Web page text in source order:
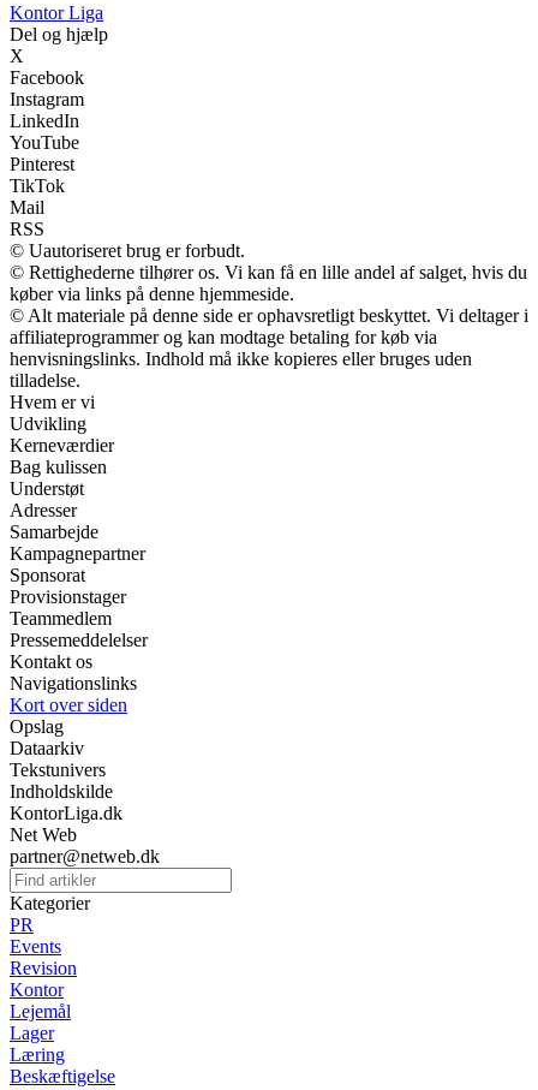
KontorLiga
Del og hjælp
X
Facebook
Instagram
LinkedIn
YouTube
Pinterest
TikTok
Mail
RSS
© Uautoriseret brug er forbudt.
© Rettighederne tilhører os. Vi kan få en lille andel af salget, hvis du
køber via links på denne hjemmeside.
© Alt materiale på denne side er ophavsretligt beskyttet. Vi deltager i
affiliateprogrammer og kan modtage betaling for køb via
henvisningslinks. Indhold må ikke kopieres eller bruges uden
tilladelse.
Hvem er vi
Udvikling
Kerneværdier
Bag kulissen
Understøt
Adresser
Samarbejde
Kampagnepartner
Sponsorat
Provisionstager
Teammedlem
Pressemeddelelser
Kontakt os
Navigationslinks
Kort over siden
Opslag
Dataarkiv
Tekstunivers
Indholdskilde
KontorLiga.dk
Net Web
partner@netweb.dk
Kategorier
PR
Events
Revision
Kontor
Lejemål
Lager
Læring
Beskæftigelse